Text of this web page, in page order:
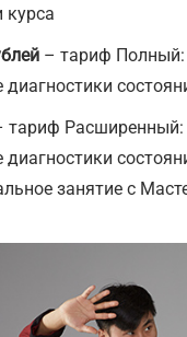
курса
– тариф Полный:
диагностики
тариф Расширенный:
диагностики
занятие с